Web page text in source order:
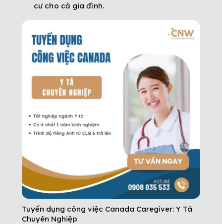
cư cho cả gia đình.
Tuyển dụng công việc Canada Caregiver: Y Tá
Chuyên Nghiệp